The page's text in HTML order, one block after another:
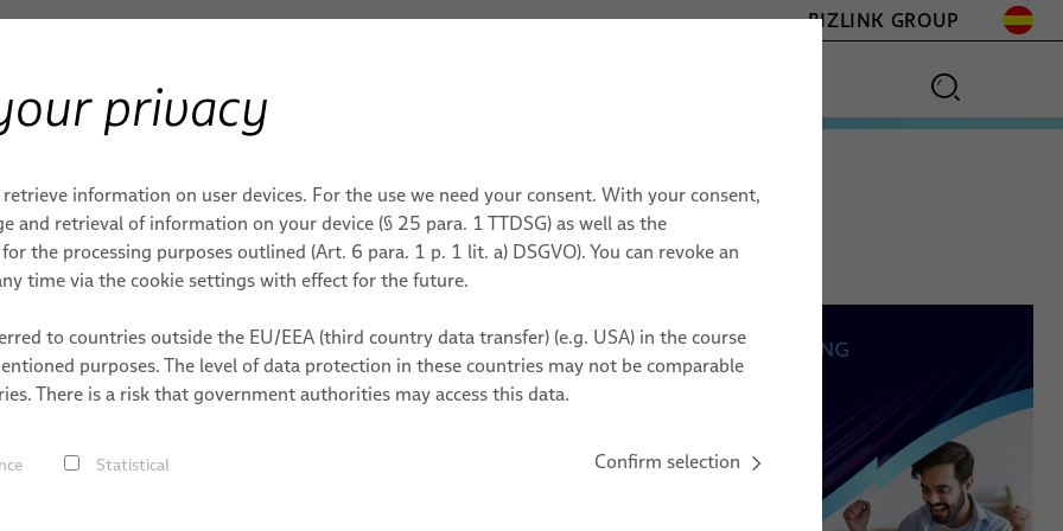
BIZLINK GROUP
automatización dinámica
de la formación —
el rendimiento en
planta
privacy
information on user devices. For the use we need your consent. With your consent,
and retrieval of information on your device (§ 25 para. 1 TTDSG) as well as the
the processing purposes outlined (Art. 6 para. 1 p. 1 lit. a) DSGVO). You can revoke an
time via the cookie settings with effect for the future.
to countries outside the EU/EEA (third country data transfer) (e.g. USA) in the course
purposes. The level of data protection in these countries may not be comparable
There is a risk that government authorities may access this data.
Statistical Confirm selection